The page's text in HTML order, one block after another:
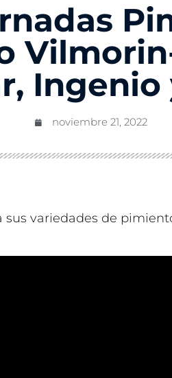
Ingenio
noviembre 21, 2022
variedades de